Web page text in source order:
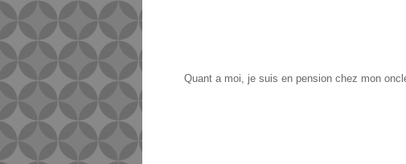
Quant a moi, je suis en pension chez mon